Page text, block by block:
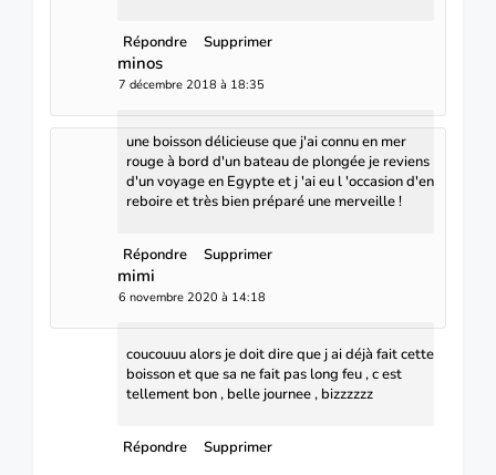
Répondre Supprimer
minos
7 décembre 2018 à 18:35
une boisson délicieuse que j'ai connu en mer
rouge à bord d'un bateau de plongée je reviens
d'un voyage en Egypte et j 'ai eu l 'occasion d'en
reboire et très bien préparé une merveille !
Répondre Supprimer
mimi
6 novembre 2020 à 14:18
coucouuu alors je doit dire que j ai déjà fait cette
boisson et que sa ne fait pas long feu , c est
tellement bon , belle journee , bizzzzzz
Répondre Supprimer